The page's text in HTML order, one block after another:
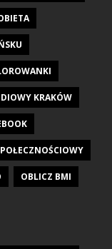
KRAKÓW
OBLICZ BMI